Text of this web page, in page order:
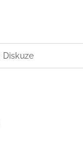
Diskuze